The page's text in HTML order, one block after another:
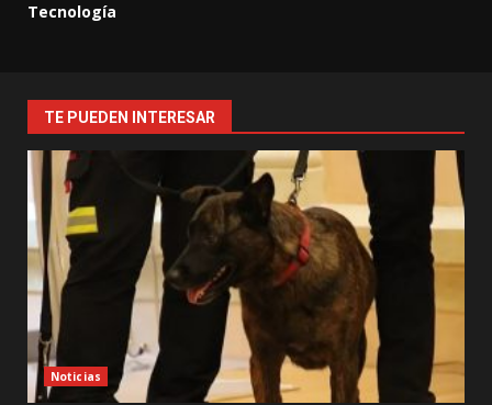
Tecnología
TE PUEDEN INTERESAR
Noticias